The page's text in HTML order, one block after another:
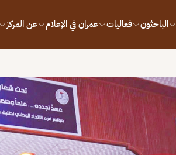
الباحثون فعاليات عمران في الإعلام عن المركز